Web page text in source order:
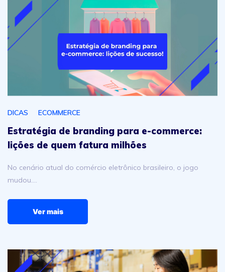
DICAS ECOMMERCE
Estratégia de branding para e-commerce:
lições de quem fatura milhões
No cenário atual do comércio eletrônico brasileiro, o jogo
mudou.…
Ver mais
WMS para e-commerce: O guia definitivo para escalar